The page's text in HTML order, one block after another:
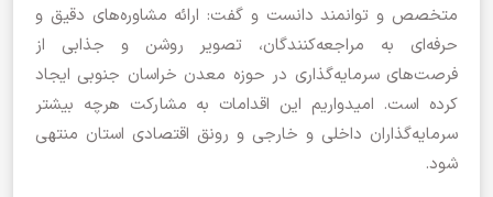
متخصص و توانمند دانست و گفت: ارائه مشاوره‌های دقیق و
حرفه‌ای به مراجعه‌کنندگان، تصویر روشن و جذابی از
فرصت‌های سرمایه‌گذاری در حوزه معدن خراسان جنوبی ایجاد
کرده است. امیدواریم این اقدامات به مشارکت هرچه بیشتر
سرمایه‌گذاران داخلی و خارجی و رونق اقتصادی استان منتهی
شود.